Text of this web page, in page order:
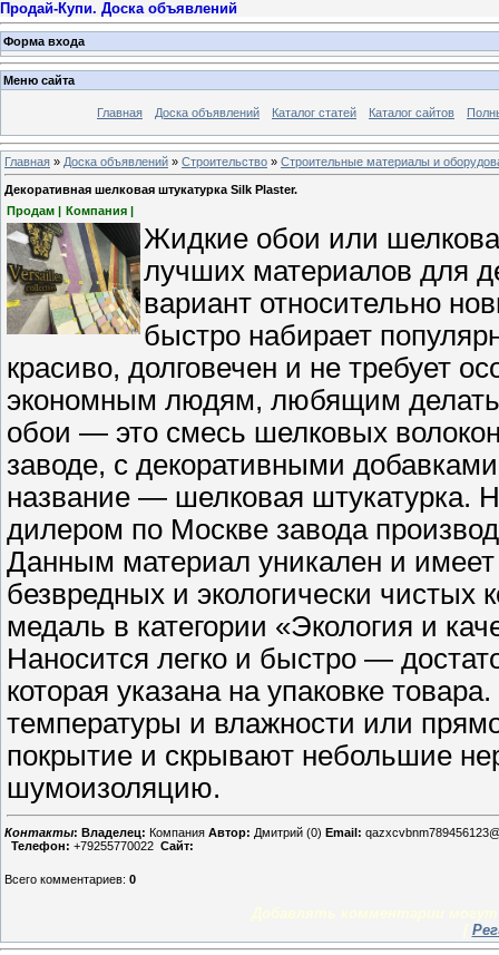
Продай-Купи. Доска объявлений
Форма входа
Меню сайта
Главная Доска объявлений Каталог статей Каталог сайтов
Главная » Доска объявлений » Строительство » Строительные материалы и
Декоративная шелковая штукатурка Silk Plaster.
Продам | Компания |
Жидкие обои или
лучших материалов для
вариант относительно
быстро набирает
красиво, долговечен и не требует
экономным людям, любящим
обои — это смесь шелковых
заводе, с декоративными
название — шелковая штукатурка.
дилером по Москве завода
Данным материал уникален и
безвредных и экологически чистых
медаль в категории «Экология и
Наносится легко и быстро —
которая указана на упаковке
температуры и влажности или
покрытие и скрывают небольшие
шумоизоляцию.
Контакты: Владелец: Компания Автор: Дмитрий (0) Email:
Телефон: +79255770022 Сайт:
Всего комментариев: 0